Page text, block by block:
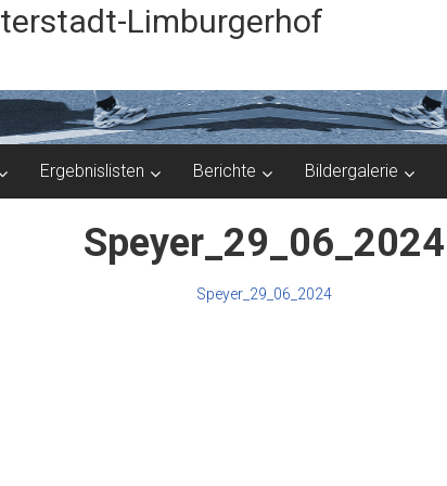
Limburgerhof
Ergebnislisten Berichte Bildergalerie
Speyer_29_06_2024
Speyer_29_06_2024